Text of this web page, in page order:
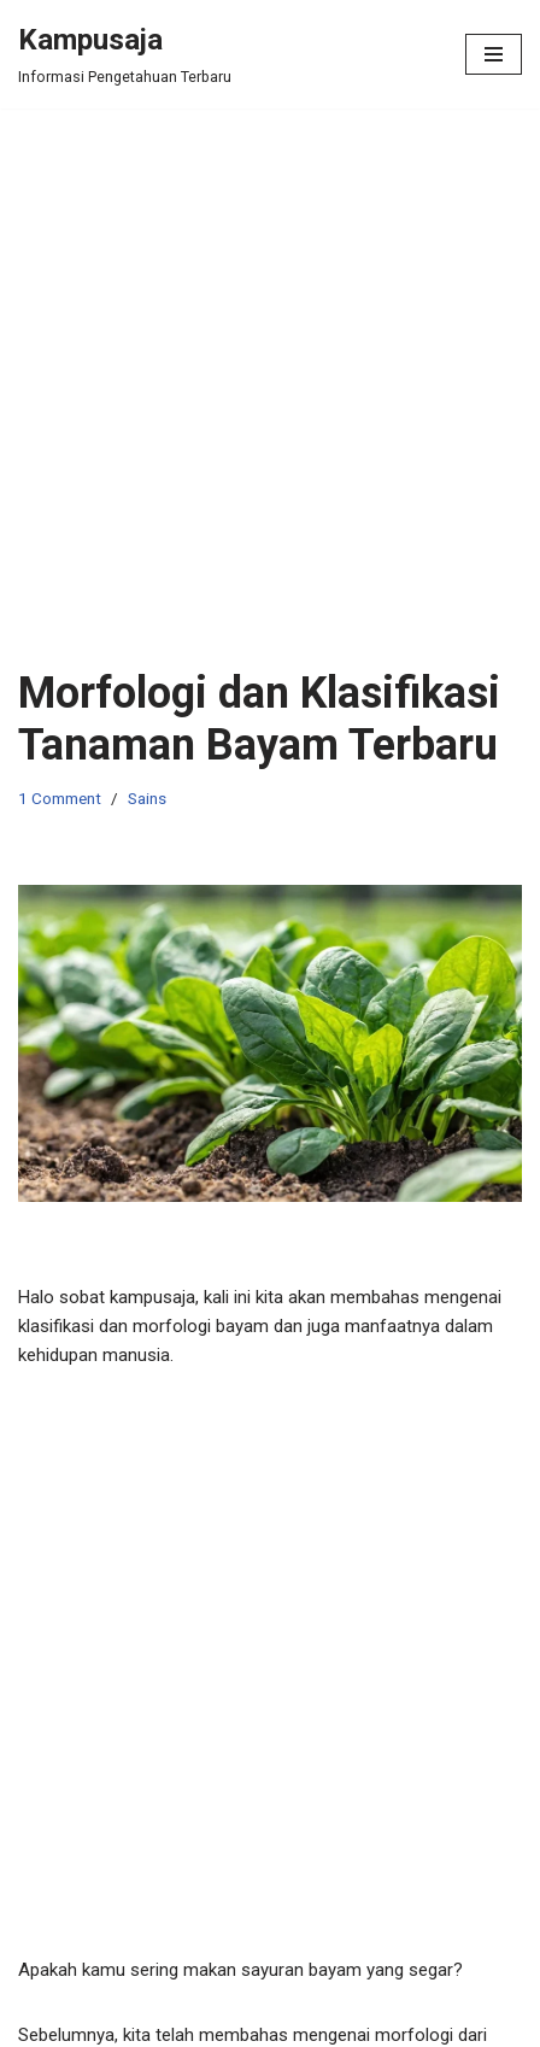
Skip
Kampusaja
Informasi Pengetahuan Terbaru
Morfologi dan Klasifikasi
Tanaman Bayam Terbaru
1 Comment Sains
Halo sobat kampusaja, kali ini kita akan membahas mengenai
klasifikasi dan morfologi bayam dan juga manfaatnya dalam
kehidupan manusia.
Apakah kamu sering makan sayuran bayam yang segar?
Sebelumnya, kita telah membahas mengenai morfologi dari